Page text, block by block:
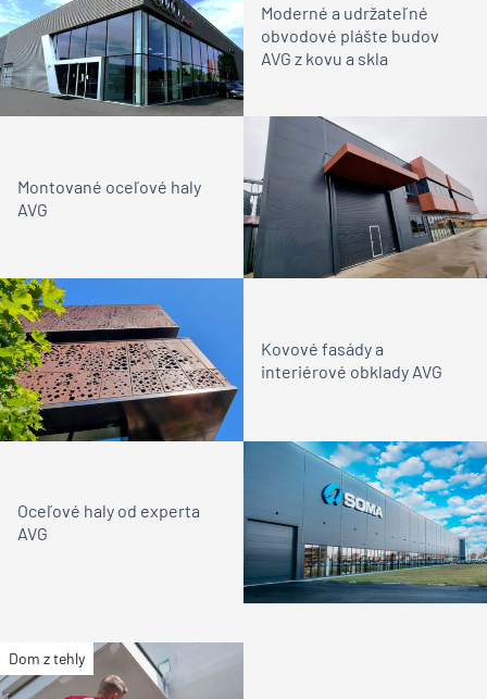
Moderné a udržateľné
obvodové plášte budov
AVG z kovu a skla
Montované oceľové haly
AVG
Kovové fasády a
interiérové obklady AVG
Oceľové haly od experta
AVG
Dom z tehly